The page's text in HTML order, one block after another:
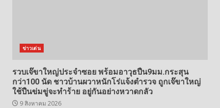
ข่าวเด่น
รวบเจ๊ขาใหญ่ประจำซอย พร้อมอาวุธปืน9มม.กระสุน
กว่า100 นัด ชาวบ้านผวาหนักโร่แจ้งตำรวจ ถูกเจ๊ขาใหญ่
ใช้ปืนข่มขู่จะทำร้าย อยู่กันอย่างหวาดกลัว
9 สิงหาคม 2026